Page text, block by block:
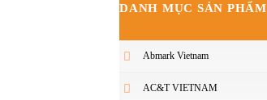
DANH MỤC SẢN PHẨM
Abmark Vietnam
AC&T VIETNAM